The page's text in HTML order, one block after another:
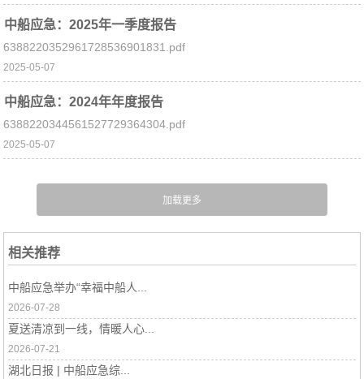
中船应急：2025年一季度报告
6388220352961728536901831.pdf
2025-05-07
中船应急：2024年年度报告
6388220344561527729364304.pdf
2025-05-07
相关推荐
中船应急举办“幸福中船人...
2026-07-28
夏送清凉到一线，情暖人心...
2026-07-21
湖北日报 | 中船应急综...